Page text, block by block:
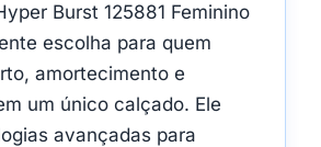
Burst 125881 Feminino
escolha para quem
amortecimento e
um único calçado. Ele
avançadas para